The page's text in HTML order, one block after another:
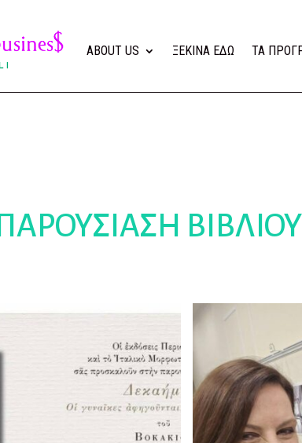
ABOUT US ΞΕΚΙΝΑ ΕΔΩ ΤΑ
ΠΑΡΟΥΣΙΑΣΗ